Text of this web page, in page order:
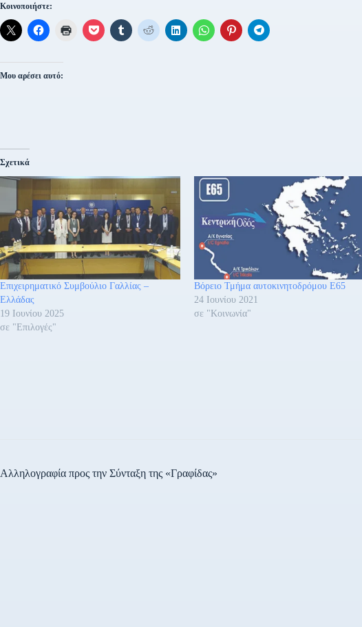
Κοινοποιήστε:
Μου αρέσει αυτό:
Σχετικά
Επιχειρηματικό Συμβούλιο Γαλλίας –
Ελλάδας
19 Ιουνίου 2025
σε "Επιλογές"
Βόρειο Τμήμα αυτοκινητοδρόμου Ε65
24 Ιουνίου 2021
σε "Κοινωνία"
Αλληλογραφία προς την Σύνταξη της «Γραφίδας»